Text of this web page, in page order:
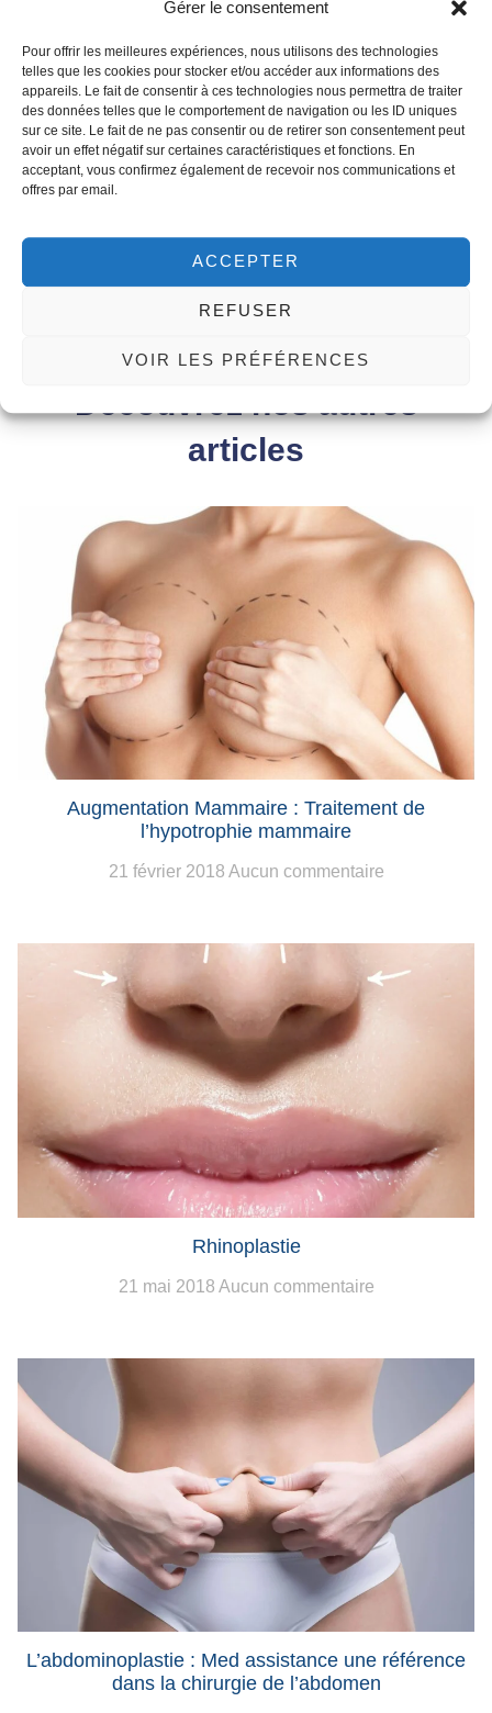
Gérer le consentement
Pour offrir les meilleures expériences, nous utilisons des technologies
telles que les cookies pour stocker et/ou accéder aux informations des
appareils. Le fait de consentir à ces technologies nous permettra de traiter
des données telles que le comportement de navigation ou les ID uniques
sur ce site. Le fait de ne pas consentir ou de retirer son consentement peut
avoir un effet négatif sur certaines caractéristiques et fonctions. En
acceptant, vous confirmez également de recevoir nos communications et
offres par email.
ACCEPTER
REFUSER
VOIR LES PRÉFÉRENCES
Med Assistance Tunisie www.medassistance.fr ·
ARTICLE VALIDÉ MÉDICALEMENT
PAR
reconstructeur
En savoir plus sur Dr Atef Ghedira →
articles
Augmentation Mammaire : Traitement de
l’hypotrophie mammaire
21 février 2018 Aucun commentaire
Rhinoplastie
21 mai 2018 Aucun commentaire
L’abdominoplastie : Med assistance une référence
dans la chirurgie de l’abdomen